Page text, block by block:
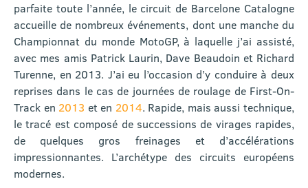
parfaite toute l’année, le circuit de Barcelone Catalogne
accueille de nombreux événements, dont une manche du
Championnat du monde MotoGP, à laquelle j’ai assisté,
avec mes amis Patrick Laurin, Dave Beaudoin et Richard
Turenne, en 2013. J’ai eu l’occasion d’y conduire à deux
reprises dans le cas de journées de roulage de First-On-
Track en 2013 et en 2014. Rapide, mais aussi technique,
le tracé est composé de successions de virages rapides,
de quelques gros freinages et d’accélérations
impressionnantes. L’archétype des circuits européens
modernes.